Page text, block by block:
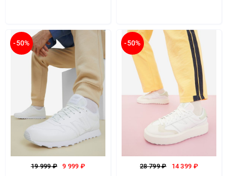
-50%
19 999 ₽ 9 999 ₽
-50%
28 799 ₽ 14 399 ₽